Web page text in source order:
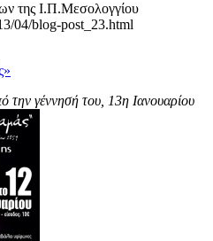
της Ι.Π.Μεσολογγίου
04/blog-post_23.html
την γέννησή του, 13η Ιανουαρίου